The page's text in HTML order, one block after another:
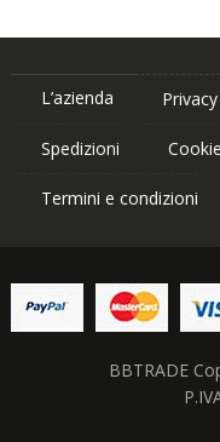
L’azienda Privacy
Spedizioni
Termini e condizioni
BBTRADE